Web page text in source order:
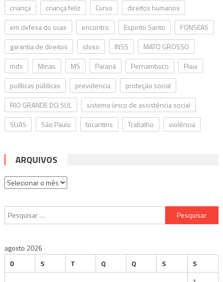
criança
criança feliz Curso
direitos humanos
em defesa do suas
encontro Espirito Santo
FONSEAS
garantia de direitos
idoso INSS
MATO GROSSO
mds
Minas MS Paraná Pernambuco
Piaui
políticas públicas
previdencia
proteção social
RIO GRANDE DO SUL
sistema único de assistência social
SUAS
São Paulo tocantins Trabalho violência
ARQUIVOS
Arquivos
Pesquisar
por:
agosto 2026
D
S T Q Q S
S